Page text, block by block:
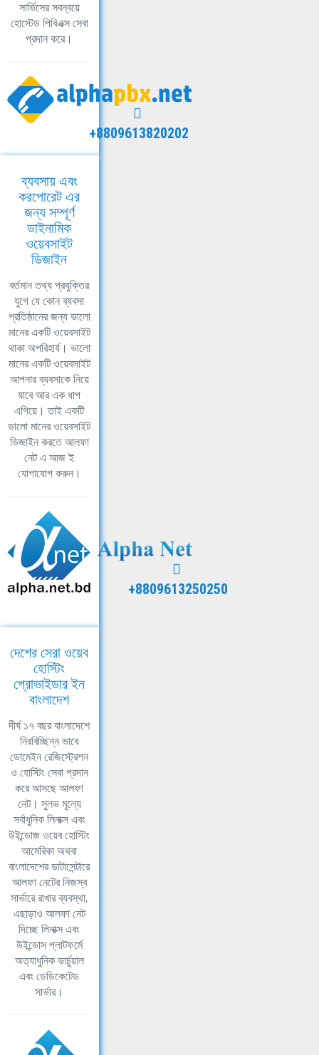
সার্ভিসের সবন্বয়ে
হোস্টেড পিবিএক্স সেবা
প্রদান করে।
+8809613820202
ব্যবসায় এবং
করপোরেট এর
জন্য সম্পূর্ণ
ডাইনামিক
ওয়েবসাইট
ডিজাইন
বর্তমান তথ্য প্রযুক্তির
যুগে যে কোন ব্যবসা
প্রতিষ্ঠানের জন্য ভালো
মানের একটি ওয়েবসাইট
থাকা অপরিহার্য। ভালো
মানের একটি ওয়েবসাইট
আপনার ব্যবসাকে নিয়ে
যাবে আর এক ধাপ
এগিয়ে। তাই একটি
ভালো মানের ওয়েবসাইট
ডিজাইন করতে আলফা
নেট এ আজ ই
যোগাযোগ করুন।
+8809613250250
দেশের সেরা ওয়েব
হোস্টিং
প্রোভাইডার ইন
বাংলাদেশ
দীর্ঘ ১৭ বছর বাংলাদেশে
নিরবিচ্ছিন্ন ভাবে
ডোমেইন রেজিস্ট্রেশন
ও হোস্টিং সেবা প্রদান
করে আসছে আলফা
নেট। সুলভ মূল্যে
সর্বাধুনিক লিনাক্স এবং
উইন্ডোজ ওয়েব হোস্টিং
আমেরিকা অথবা
বাংলাদেশের ডাটাসেন্টারে
আলফা নেটের নিজস্ব
সার্ভারে রাখার ব্যবস্থা,
এছাড়াও আলফা নেট
দিচ্ছে লিনাক্স এবং
উইন্ডোস প্লাটফর্মে
অত্যাধুনিক ভার্চুয়াল
এবং ডেডিকেটেড
সার্ভার।